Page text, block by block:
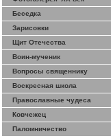
Беседка
Зарисовки
Щит Отечества
Воин-мученик
Вопросы священнику
Воскресная школа
Православные чудеса
Ковчежец
Паломничество